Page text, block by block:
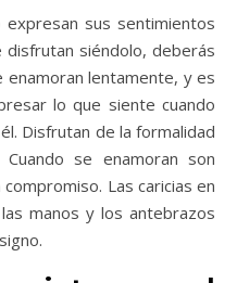
sus sentimientos
disfrutan siéndolo, deberás
enamoran lentamente, y es
lo que siente cuando
Disfrutan de la formalidad
se enamoran son
Las caricias en
manos y los antebrazos